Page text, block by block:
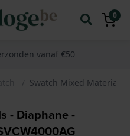
0
vanaf €50
Swatch Mixed Materials -
- Diaphane -